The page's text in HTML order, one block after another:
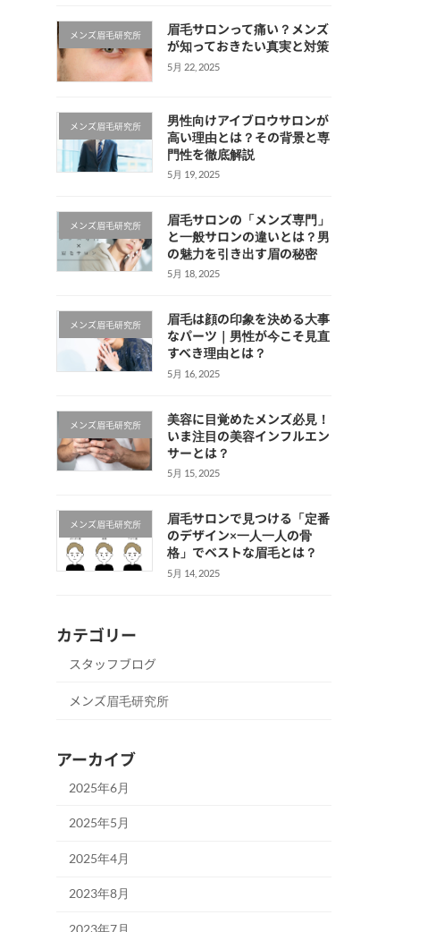
メンズ眉毛研究所
眉毛サロンって痛い？メンズ
が知っておきたい真実と対策
5月 22, 2025
メンズ眉毛研究所
男性向けアイブロウサロンが
高い理由とは？その背景と専
門性を徹底解説
5月 19, 2025
メンズ眉毛研究所
眉毛サロンの「メンズ専門」
と一般サロンの違いとは？男
の魅力を引き出す眉の秘密
5月 18, 2025
メンズ眉毛研究所
眉毛は顔の印象を決める大事
なパーツ｜男性が今こそ見直
すべき理由とは？
5月 16, 2025
メンズ眉毛研究所
美容に目覚めたメンズ必見！
いま注目の美容インフルエン
サーとは？
5月 15, 2025
メンズ眉毛研究所
眉毛サロンで見つける「定番
のデザイン×一人一人の骨
格」でベストな眉毛とは？
5月 14, 2025
カテゴリー
スタッフブログ
メンズ眉毛研究所
アーカイブ
2025年6月
2025年5月
2025年4月
2023年8月
2023年7月